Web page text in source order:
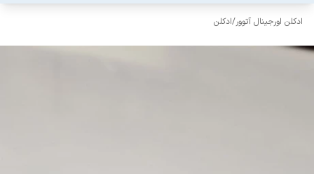
ادکلن اورجینال آتوور/ادکلن